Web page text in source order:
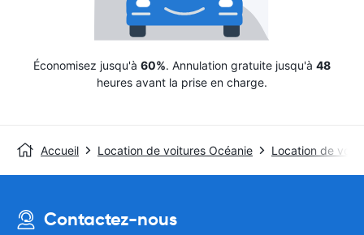
Économisez jusqu'à 60%. Annulation gratuite jusqu'à 48
heures avant la prise en charge.
Accueil Location de voitures Océanie Location de
Contactez-nous